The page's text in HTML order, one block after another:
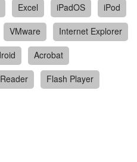
Excel iPadOS
iPod
VMware
Internet Explorer
Acrobat
Flash Player